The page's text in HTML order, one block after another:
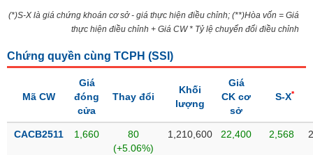
(*)S-X là giá chứng khoán cơ sở - giá thực hiện điều chỉnh; (**)Hòa vốn = Giá
thực hiện điều chỉnh + Giá CW * Tỷ lệ chuyển đổi điều chỉnh
Chứng quyền cùng TCPH (SSI )
Mã CW
Giá
đóng
cửa
Thay đổi
Khối
lượng
Giá
CK cơ
sở
S-X*
CACB2511 1,660
80
(+5.06%)
1,210,600 22,400 2,568
SỨC
KHỎE
TÀI